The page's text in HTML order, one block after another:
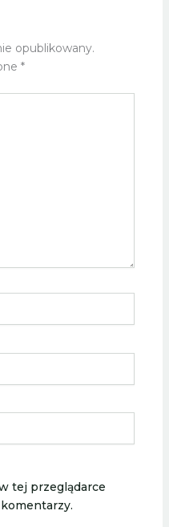
opublikowany.
*
tej przeglądarce